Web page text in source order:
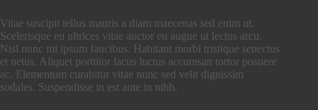
Vitae suscipit tellus mauris a diam maecenas sed enim ut.
Scelerisque eu ultrices vitae auctor eu augue ut lectus arcu.
Nisl nunc mi ipsum faucibus. Habitant morbi tristique senectus
et netus. Aliquet porttitor lacus luctus accumsan tortor posuere
ac. Elementum curabitur vitae nunc sed velit dignissim
sodales. Suspendisse in est ante in nibh.